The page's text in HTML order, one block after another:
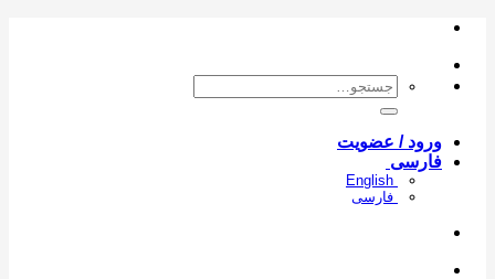
جستجو
ورود / عضویت
فارسی
فارسی